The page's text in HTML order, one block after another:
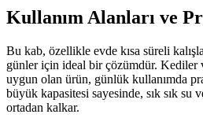
Kullanım Alanları ve
Bu kab, özellikle evde kısa süreli
günler için ideal bir çözümdür. Kediler
uygun olan ürün, günlük kullanımda
büyük kapasitesi sayesinde, sık sık su
ortadan kalkar.